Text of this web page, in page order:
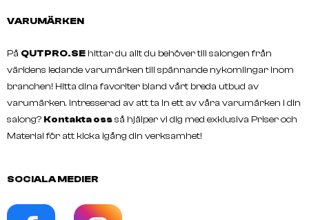
VARUMÄRKEN
På QUTPRO.SE hittar du allt du behöver till salongen från
världens ledande varumärken till spännande nykomlingar inom
branchen! Hitta dina favoriter bland vårt breda utbud av
varumärken. Intresserad av att ta in ett av våra varumärken i din
salong? Kontakta ossså hjälper vi dig med exklusiva Priser och
Material för att kicka igång din verksamhet!
SOCIALA MEDIER